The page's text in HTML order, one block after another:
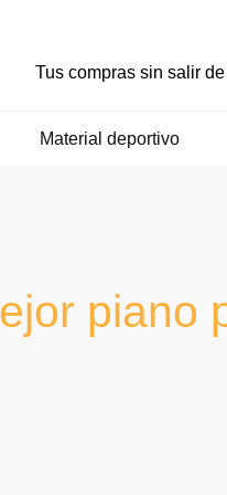
Tus compras sin salir
Material deportivo
piano